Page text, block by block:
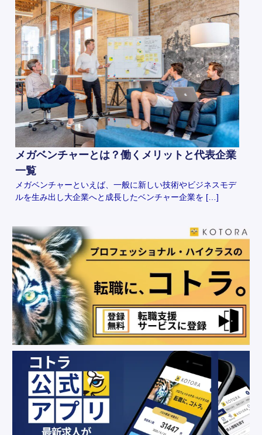
メガベンチャーとは？働くメリットと代表企業
一覧
メガベンチャーといえば、一般に新しい技術やビジネスモデ
ルを生み出し大企業へと成長したベンチャー企業を […]